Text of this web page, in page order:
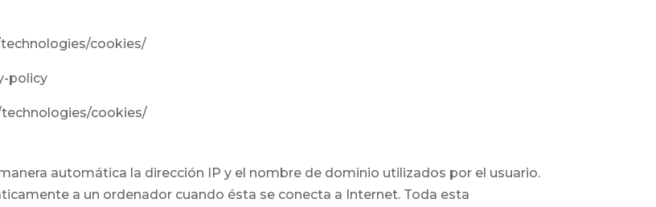
cookies/
policy
cookies/
automática la dirección IP y el nombre de dominio utilizados por el usuario.
a un ordenador cuando ésta se conecta a Internet. Toda esta